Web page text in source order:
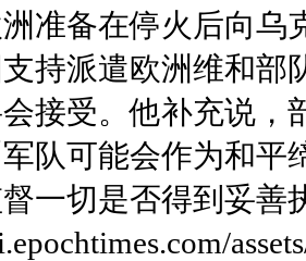
准备在停火后向乌
持派遣欧洲维和部
接受。他补充说，
队可能会作为和平
一切是否得到妥善